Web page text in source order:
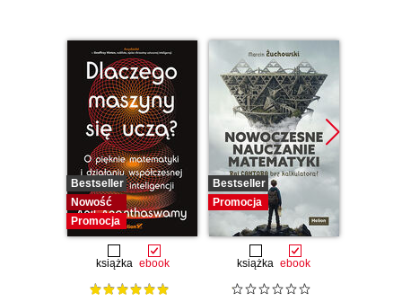
Bestseller
Nowość
Promocja
książka ebook
Bestseller
Promocja
książka ebook